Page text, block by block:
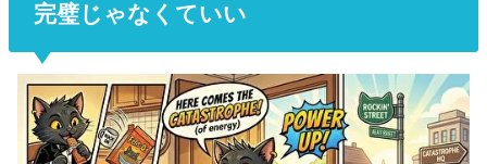
完璧じゃなくていい